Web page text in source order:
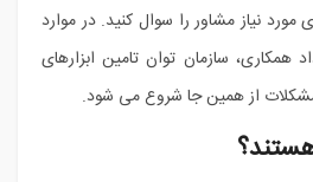
نیاز مشاور را سوال کنید. در موارد
همکاری، سازمان توان تامین ابزارهای
مشکلات از همین جا شروع می شود.